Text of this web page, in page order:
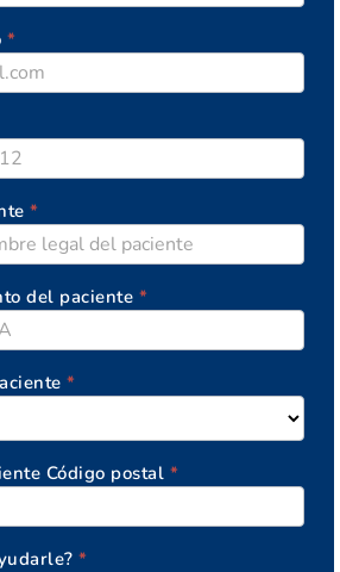
*
*
del paciente *
*
Código postal *
*